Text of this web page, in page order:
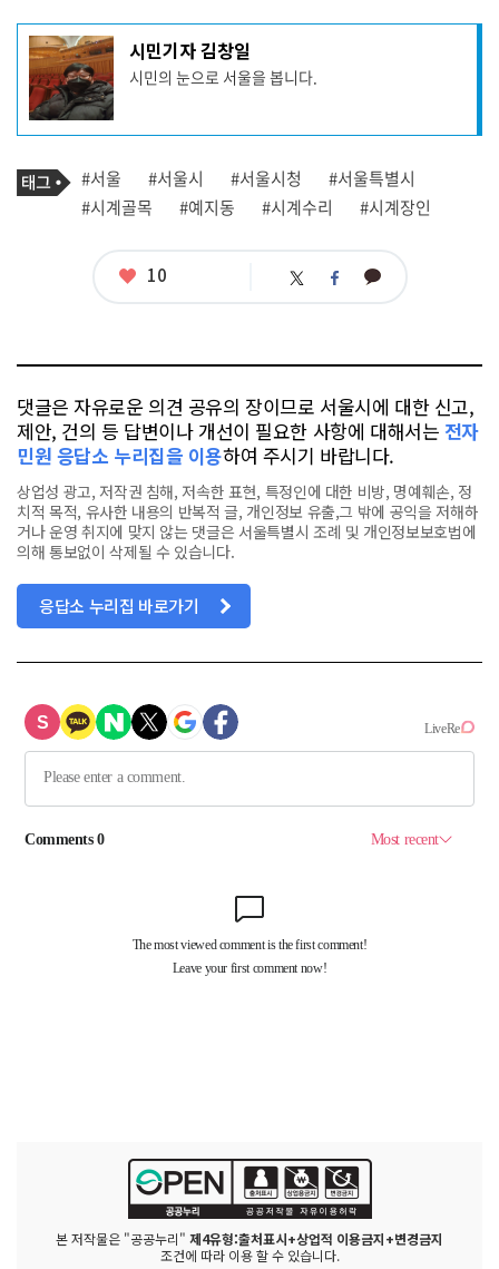
기
사
작
성
자
프
필
시민기자 김창일
시민의 눈으로 서울을 봅니다.
기
사
관
련
태
그
#서울 #서울시 #서울시청
#서울특별시
#시계골목
#예지동 #시계수리 #시계장인
좋
10 트 페 카
댓글은 자유로운 의견 공유의 장이므로 서울시에 대한 신고,
제안, 건의 등 답변이나 개선이 필요한 사항에 대해서는 전자
민원 응답소 누리집을 이용하여 주시기 바랍니다.
상업성 광고, 저작권 침해, 저속한 표현, 특정인에 대한 비방, 명예훼손, 정
치적 목적, 유사한 내용의 반복적 글, 개인정보 유출,그 밖에 공익을 저해하
거나 운영 취지에 맞지 않는 댓글은 서울특별시 조례 및 개인정보보호법에
의해 통보없이 삭제될 수 있습니다.
응답소 누리집 바로가기
본 저작물은 "공공누리" 제4유형:출처표시+상업적 이용금지+변경금지
조건에 따라 이용 할 수 있습니다.